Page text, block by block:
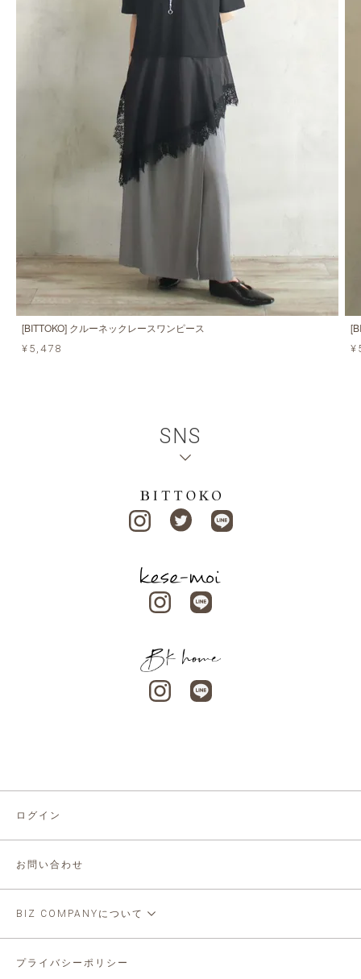
[BITTOKO] クルーネックレースワンピース
¥5,478
SNS
ログイン
お問い合わせ
BIZ COMPANYについて
プライバシーポリシー